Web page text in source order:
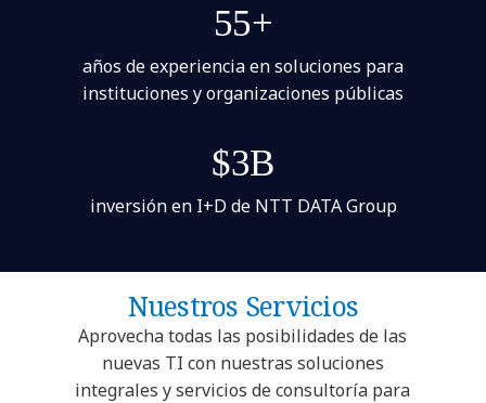
55+
años de experiencia en soluciones para
instituciones y organizaciones públicas
$3B
inversión en I+D de NTT DATA Group
Nuestros Servicios
Aprovecha todas las posibilidades de las
nuevas TI con nuestras soluciones
integrales y servicios de consultoría para